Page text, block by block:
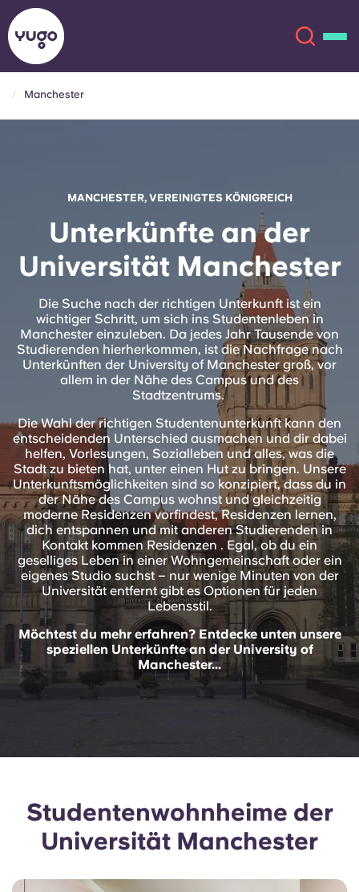
Konto Sprache
English (GB)
Chinese
Español
Català
Deutsch
Italian
French
Wähle ein Land aus
Wähle eine Stadt aus
Wähle eine Unterkunft aus
Anmelden
Jetzt buchen
Español
Català Deutsch
Italian French
Portuguese
Manchester
MANCHESTER, VEREINIGTES KÖNIGREICH
Unterkünfte an der
Universität Manchester
Die Suche nach der richtigen Unterkunft ist ein
wichtiger Schritt, um sich ins Studentenleben in
Manchester einzuleben. Da jedes Jahr Tausende von
Studierenden hierherkommen, ist die Nachfrage nach
Unterkünften der University of Manchester groß, vor
allem in der Nähe des Campus und des
Stadtzentrums.
Die Wahl der richtigen Studentenunterkunft kann den
entscheidenden Unterschied ausmachen und dir dabei
helfen, Vorlesungen, Sozialleben und alles, was die
Stadt zu bieten hat, unter einen Hut zu bringen. Unsere
Unterkunftsmöglichkeiten sind so konzipiert, dass du in
der Nähe des Campus wohnst und gleichzeitig
moderne Residenzen vorfindest, Residenzen lernen,
dich entspannen und mit anderen Studierenden in
Kontakt kommen Residenzen . Egal, ob du ein
geselliges Leben in einer Wohngemeinschaft oder ein
eigenes Studio suchst – nur wenige Minuten von der
Universität entfernt gibt es Optionen für jeden
Lebensstil.
Möchtest du mehr erfahren? Entdecke unten unsere
speziellen Unterkünfte an der University of
Manchester...
Studentenwohnheime der
Universität Manchester